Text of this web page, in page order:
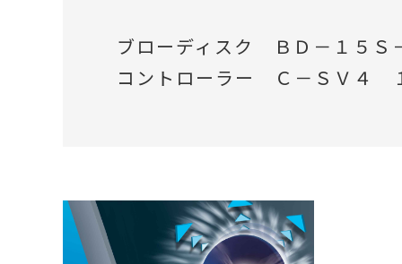
ブローディスク ＢＤ－１５
コントローラー Ｃ－ＳＶ４